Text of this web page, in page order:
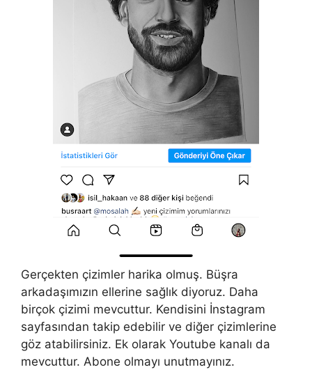
Gerçekten çizimler harika olmuş. Büşra
arkadaşımızın ellerine sağlık diyoruz. Daha
birçok çizimi mevcuttur. Kendisini İnstagram
sayfasından takip edebilir ve diğer çizimlerine
göz atabilirsiniz. Ek olarak Youtube kanalı da
mevcuttur. Abone olmayı unutmayınız.